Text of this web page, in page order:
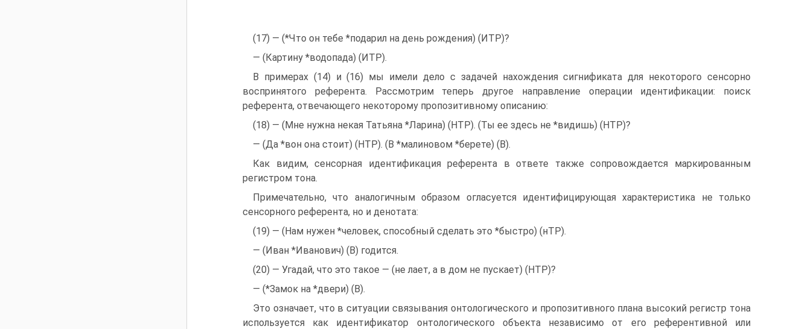
(17) — (*Что он тебе *подарил на день рождения) (ИТР)?
— (Картину *водопада) (ИТР).
В примерах (14) и (16) мы имели дело с задачей нахождения сигнификата для некоторого сенсорно
воспринятого референта. Рассмотрим теперь другое направление операции идентификации: поиск
референта, отвечающего некоторому пропозитивному описанию:
(18) — (Мне нужна некая Татьяна *Ларина) (НТР). (Ты ее здесь не *видишь) (НТР)?
— (Да *вон она стоит) (НТР). (В *малиновом *берете) (В).
Как видим, сенсорная идентификация референта в ответе также сопровождается маркированным
регистром тона.
Примечательно, что аналогичным образом огласуется идентифицирующая характеристика не только
сенсорного референта, но и денотата:
(19) — (Нам нужен *человек, способный сделать это *быстро) (нТР).
— (Иван *Иванович) (В) годится.
(20) — Угадай, что это такое — (не лает, а в дом не пускает) (НТР)?
— (*Замок на *двери) (В).
Это означает, что в ситуации связывания онтологического и пропозитивного плана высокий регистр тона
используется как идентификатор онтологического объекта независимо от его референтивной или